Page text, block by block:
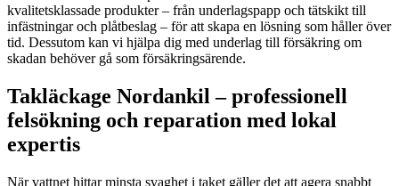
kvalitetsklassade produkter – från underlagspapp och tätskikt till
infästningar och plåtbeslag – för att skapa en lösning som håller över
tid. Dessutom kan vi hjälpa dig med underlag till försäkring om
skadan behöver gå som försäkringsärende.
Takläckage Nordankil – professionell
felsökning och reparation med lokal
expertis
När vattnet hittar minsta svaghet i taket gäller det att agera snabbt